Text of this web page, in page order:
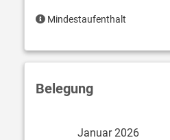
Mindestaufenthalt
Belegung
Januar 2026